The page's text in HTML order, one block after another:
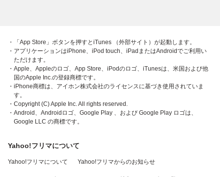
・「App Store」ボタンを押すとiTunes （外部サイト）が起動します。
・アプリケーションはiPhone、iPod touch、iPadまたはAndroidでご利用い
ただけます。
・Apple、Appleのロゴ、App Store、iPodのロゴ、iTunesは、米国および他
国のApple Inc.の登録商標です。
・iPhone商標は、アイホン株式会社のライセンスに基づき使用されていま
す。
・Copyright (C) Apple Inc. All rights reserved.
・Android、Androidロゴ、Google Play 、および Google Play ロゴは、
Google LLC の商標です。
Yahoo!フリマについて
Yahoo!フリマについて Yahoo!フリマからのお知らせ